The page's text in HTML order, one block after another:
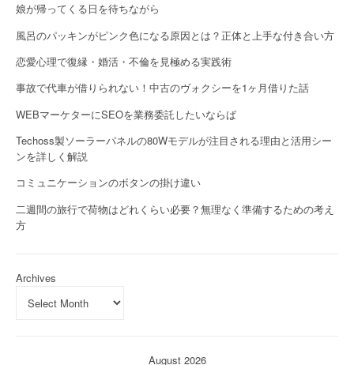
娘が帰ってくる日を待ちながら
風呂のパッキンがピンク色になる原因とは？正体と上手な付き合い方
恋愛心理で復縁・婚活・不倫を見極める実践術
事故で代車が借りられない！中古のヴォクシーを1ヶ月借りた話
WEBマーケターにSEOを業務委託したいならば
Techoss製ソーラーパネルの80Wモデルが注目される理由と活用シー
ンを詳しく解説
コミュニケーションのボタンの掛け違い
二週間の旅行で荷物はどれくらい必要？無理なく準備するための考え
方
Archives
August 2026